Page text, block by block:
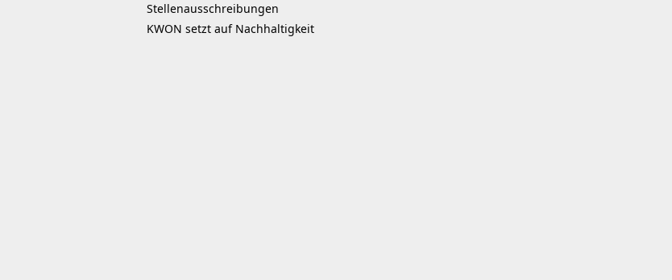
Stellenausschreibungen
KWON setzt auf Nachhaltigkeit